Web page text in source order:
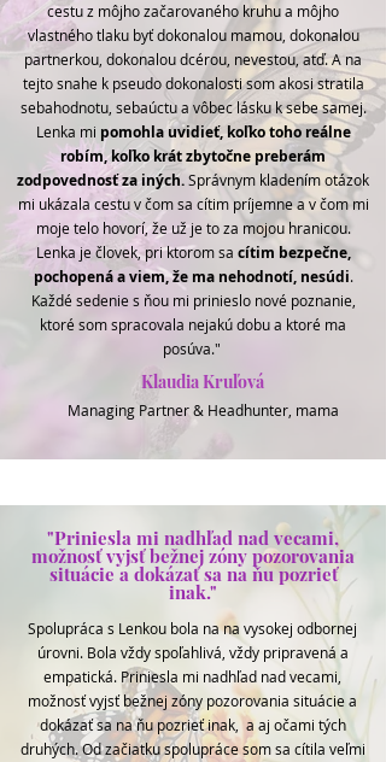
cestu z môjho začarovaného kruhu a môjho
vlastného tlaku byť dokonalou mamou, dokonalou
partnerkou, dokonalou dcérou, nevestou, atď. A na
tejto snahe k pseudo dokonalosti som akosi stratila
sebahodnotu, sebaúctu a vôbec lásku k sebe samej.
Lenka mi pomohla uvidieť, koľko toho reálne
robím, koľko krát zbytočne preberám
zodpovednosť za iných.Správnym kladením otázok
mi ukázala cestu v čom sa cítim príjemne a v čom mi
moje telo hovorí, že už je to za mojou hranicou.
Lenka je človek, pri ktorom sa cítim bezpečne,
pochopená a viem, že ma nehodnotí, nesúdi.
Každé sedenie s ňou mi prinieslo nové poznanie,
ktoré som spracovala nejakú dobu a ktoré ma
posúva."
Klaudia Kruľová
Managing Partner & Headhunter, mama
"Priniesla mi nadhľad nad vecami,
možnosť vyjsť bežnej zóny pozorovania
situácie a dokázať sa na ňu pozrieť
inak."
Spolupráca s Lenkou bola na na vysokej odbornej
úrovni. Bola vždy spoľahlivá, vždy pripravená a
empatická. Priniesla mi nadhľad nad vecami,
možnosť vyjsť bežnej zóny pozorovania situácie a
dokázať sa na ňu pozrieť inak, a aj očami tých
druhých. Od začiatku spolupráce som sa cítila veľmi